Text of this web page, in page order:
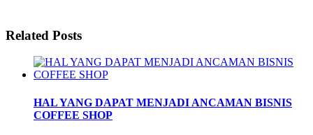
Related Posts
HAL YANG DAPAT MENJADI ANCAMAN BISNIS
COFFEE SHOP